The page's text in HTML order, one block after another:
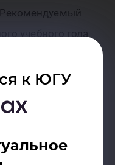
к ЮГУ
учебного года
семестра.
документы на
в каб. 618